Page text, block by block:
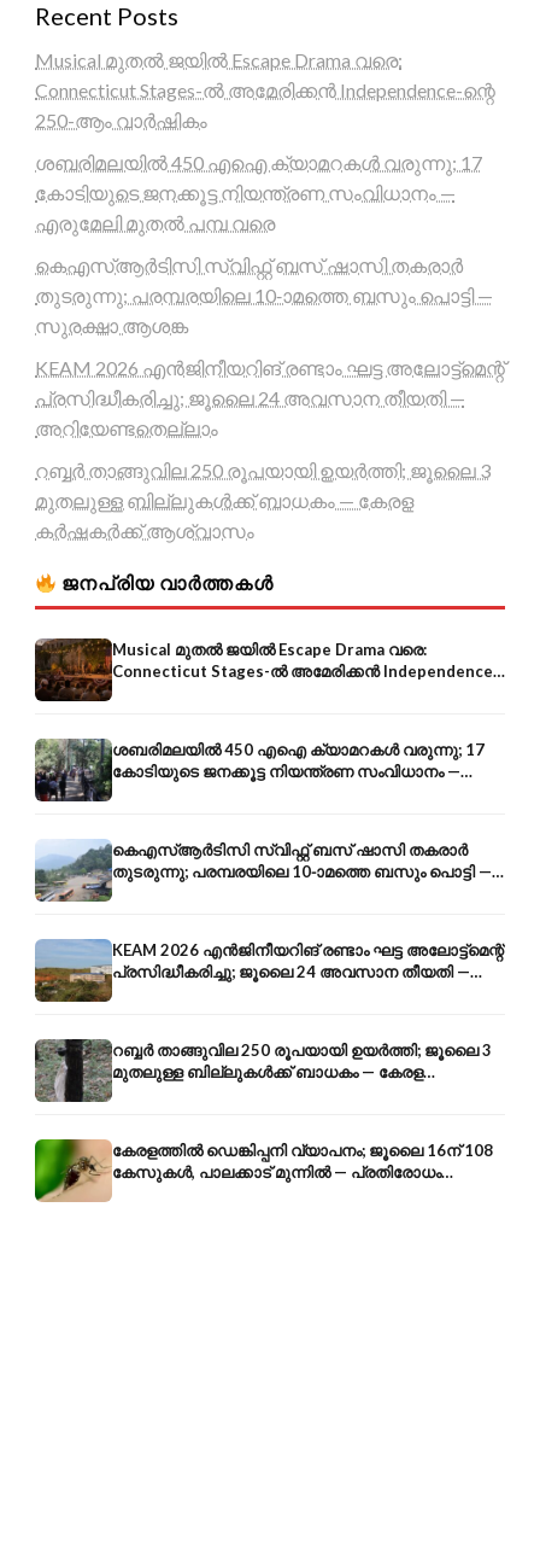
Recent Posts
Musical മുതൽ ജയിൽ Escape Drama വരെ:
Connecticut Stages-ൽ അമേരിക്കൻ Independence-ന്റെ
250-ആം വാർഷികം
ശബരിമലയിൽ 450 എഐ ക്യാമറകൾ വരുന്നു; 17
കോടിയുടെ ജനക്കൂട്ട നിയന്ത്രണ സംവിധാനം —
എരുമേലി മുതൽ പമ്പ വരെ
കെഎസ്ആർടിസി സ്വിഫ്റ്റ് ബസ് ഷാസി തകരാർ
തുടരുന്നു; പരമ്പരയിലെ 10-ാമത്തെ ബസും പൊട്ടി —
സുരക്ഷാ ആശങ്ക
KEAM 2026 എൻജിനീയറിങ് രണ്ടാം ഘട്ട അലോട്ട്മെന്റ്
പ്രസിദ്ധീകരിച്ചു; ജൂലൈ 24 അവസാന തീയതി —
അറിയേണ്ടതെല്ലാം
റബ്ബർ താങ്ങുവില 250 രൂപയായി ഉയർത്തി; ജൂലൈ 3
മുതലുള്ള ബില്ലുകൾക്ക് ബാധകം — കേരള
കർഷകർക്ക് ആശ്വാസം
ജനപ്രിയ വാർത്തകൾ
Musical മുതൽ ജയിൽ Escape Drama വരെ:
Connecticut Stages-ൽ അമേരിക്കൻ Independence-
ന്റെ 250-ആം വാർഷികം
ശബരിമലയിൽ 450 എഐ ക്യാമറകൾ വരുന്നു; 17
കോടിയുടെ ജനക്കൂട്ട നിയന്ത്രണ സംവിധാനം —
എരുമേലി മുതൽ പമ്പ വരെ
കെഎസ്ആർടിസി സ്വിഫ്റ്റ് ബസ് ഷാസി തകരാർ
തുടരുന്നു; പരമ്പരയിലെ 10-ാമത്തെ ബസും പൊട്ടി —
സുരക്ഷാ ആശങ്ക
KEAM 2026 എൻജിനീയറിങ് രണ്ടാം ഘട്ട അലോട്ട്മെന്റ്
പ്രസിദ്ധീകരിച്ചു; ജൂലൈ 24 അവസാന തീയതി —
അറിയേണ്ടതെല്ലാം
റബ്ബർ താങ്ങുവില 250 രൂപയായി ഉയർത്തി; ജൂലൈ 3
മുതലുള്ള ബില്ലുകൾക്ക് ബാധകം — കേരള
കർഷകർക്ക് ആശ്വാസം
കേരളത്തിൽ ഡെങ്കിപ്പനി വ്യാപനം; ജൂലൈ 16ന് 108
കേസുകൾ, പാലക്കാട് മുന്നിൽ — പ്രതിരോധം
എങ്ങനെ?